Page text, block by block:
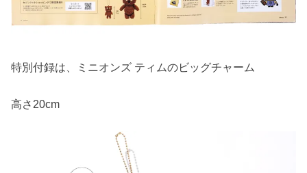
特別付録は、ミニオンズ ティムのビッグチャーム
高さ20cm